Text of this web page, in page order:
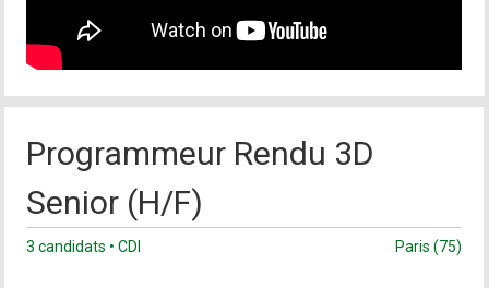
Programmeur Rendu 3D
Senior (H/F)
3 candidats • CDI Paris (75)